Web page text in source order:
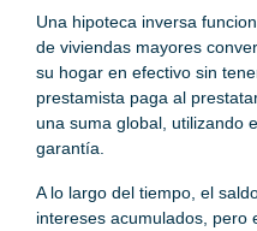
Una hipoteca inversa
de viviendas mayores
su hogar en efectivo sin
prestamista paga al
una suma global, utilizando
garantía.
A lo largo del tiempo, el
intereses acumulados, pero